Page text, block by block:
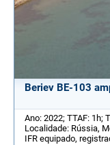
Beriev BE-103
Ano: 2022; TTAF: 1h;
Localidade: Rússia,
IFR equipado,